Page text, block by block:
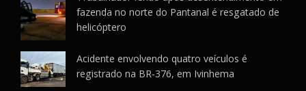
fazenda no norte do Pantanal é resgatado de
helicóptero
Acidente envolvendo quatro veículos é
registrado na BR-376, em Ivinhema